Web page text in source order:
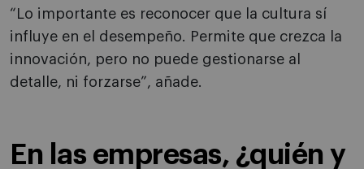
“Lo importante es reconocer que la cultura sí
influye en el desempeño. Permite que crezca la
innovación, pero no puede gestionarse al
detalle, ni forzarse”, añade.
En las empresas, ¿quién y